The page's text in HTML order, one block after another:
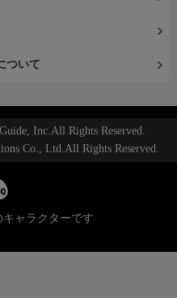
ついて
Inc.All Rights Reserved.
Co., Ltd.All Rights Reserved.
キャラクターです